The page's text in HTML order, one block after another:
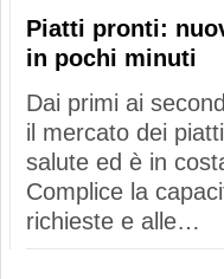
Piatti pronti:
in pochi minuti
Dai primi ai
il mercato dei
salute ed è in
Complice la
richieste e alle…